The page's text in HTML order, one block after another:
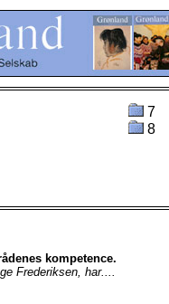
7
8
kompetence.
Frederiksen, har....